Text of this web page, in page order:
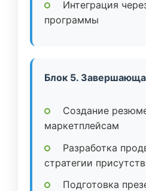
Интеграция
программы
Блок 5.
Создание
маркетплейсам
Разработка
стратегии
Подготовка